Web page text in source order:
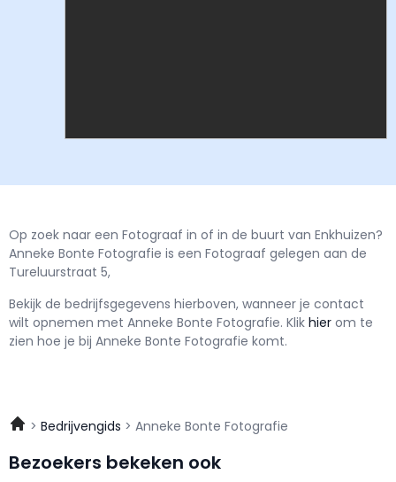
Op zoek naar een Fotograaf in of in de buurt van Enkhuizen?
Anneke Bonte Fotografie is een Fotograaf gelegen aan de
Tureluurstraat 5,
Bekijk de bedrijfsgegevens hierboven, wanneer je contact
wilt opnemen met Anneke Bonte Fotografie. Klik hier om te
zien hoe je bij Anneke Bonte Fotografie komt.
Bedrijvengids Anneke Bonte Fotografie
Bezoekers bekeken ook